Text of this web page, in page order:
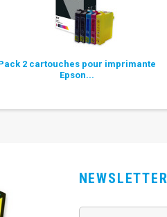
2 cartouches pour imprimante
Epson...